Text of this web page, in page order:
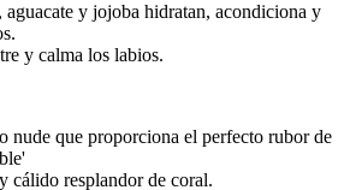
aguacate y jojoba hidratan, acondiciona y
y calma los labios.
nude que proporciona el perfecto rubor de
cálido resplandor de coral.